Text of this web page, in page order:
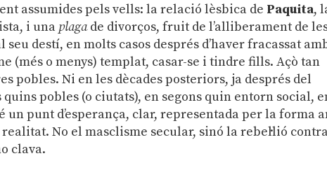
assumides pels vells: la relació lèsbica de Paquita,
i una plagade divorços, fruit de l’alliberament de
destí, en molts casos després d’haver fracassat
(més o menys) templat, casar-se i tindre fills. Açò tan
pobles. Ni en les dècades posteriors, ja després del
pobles (o ciutats), en segons quin entorn social,
un punt d’esperança, clar, representada per la forma
No el masclisme secular, sinó la rebel·lió
clava.